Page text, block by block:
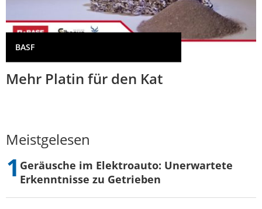
BASF
Mehr Platin für den Kat
Meistgelesen
Geräusche im Elektroauto: Unerwartete
Erkenntnisse zu Getrieben